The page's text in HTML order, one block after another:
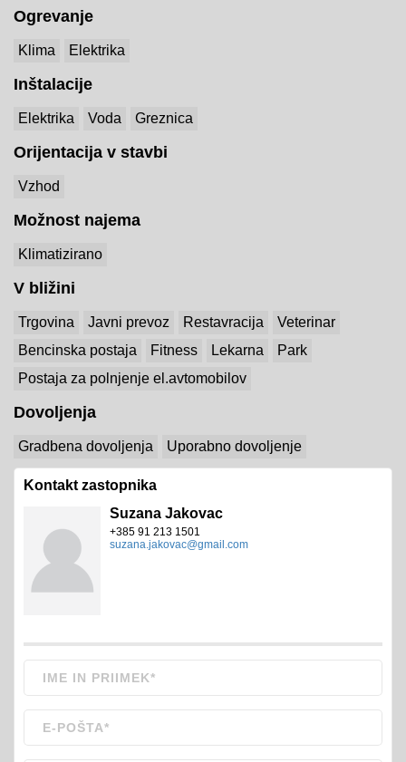
Ogrevanje
Klima Elektrika
Inštalacije
Elektrika Voda Greznica
Orijentacija v stavbi
Vzhod
Možnost najema
Klimatizirano
V bližini
Trgovina Javni prevoz Restavracija
Veterinar
Bencinska postaja
Fitness Lekarna
Park
Postaja za polnjenje el.avtomobilov
Dovoljenja
Gradbena dovoljenja Uporabno dovoljenje
Kontakt zastopnika
Suzana Jakovac
+385 91 213 1501
suzana.jakovac@gmail.com